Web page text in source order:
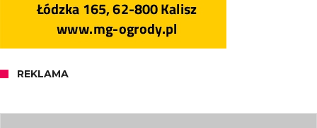
REKLAMA